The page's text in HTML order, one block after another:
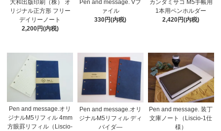
大和出版印刷（株） オ
リジナル正方形 フリー
デイリーノート
2,200円(内税)
Pen and message. Vフ
ァイル
330円(内税)
カンダミサコ M5手帳用
1本用ペンホルダー
2,420円(内税)
Pen and message.オリ
ジナルM5リフィル 4mm
方眼罫リフィル（Liscio-
Pen and message.オリ
ジナルM5リフィル ディ
バイダ―
Pen and message. 装丁
文庫ノート（Liscio-1仕
様）